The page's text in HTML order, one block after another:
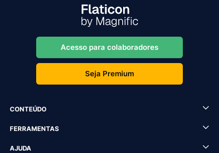
Acesso para colaboradores
Seja Premium
CONTEÚDO
FERRAMENTAS
AJUDA